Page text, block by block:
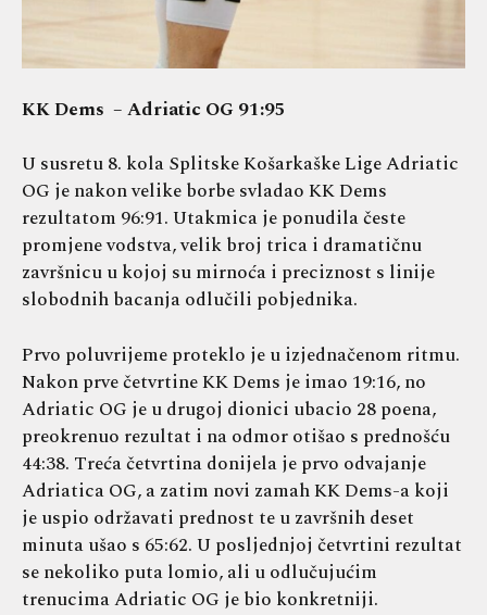
KK Dems – Adriatic OG 91:95
U susretu 8. kola Splitske Košarkaške Lige Adriatic
OG je nakon velike borbe svladao KK Dems
rezultatom 96:91. Utakmica je ponudila česte
promjene vodstva, velik broj trica i dramatičnu
završnicu u kojoj su mirnoća i preciznost s linije
slobodnih bacanja odlučili pobjednika.
Prvo poluvrijeme proteklo je u izjednačenom ritmu.
Nakon prve četvrtine KK Dems je imao 19:16, no
Adriatic OG je u drugoj dionici ubacio 28 poena,
preokrenuo rezultat i na odmor otišao s prednošću
44:38. Treća četvrtina donijela je prvo odvajanje
Adriatica OG, a zatim novi zamah KK Dems-a koji
je uspio održavati prednost te u završnih deset
minuta ušao s 65:62. U posljednjoj četvrtini rezultat
se nekoliko puta lomio, ali u odlučujućim
trenucima Adriatic OG je bio konkretniji.